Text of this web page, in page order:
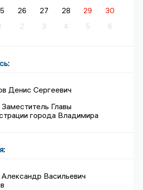
26 27 28 29
30
2 3 4 5 6
:
Денис Сергеевич
Главы
города Владимира
:
Васильевич